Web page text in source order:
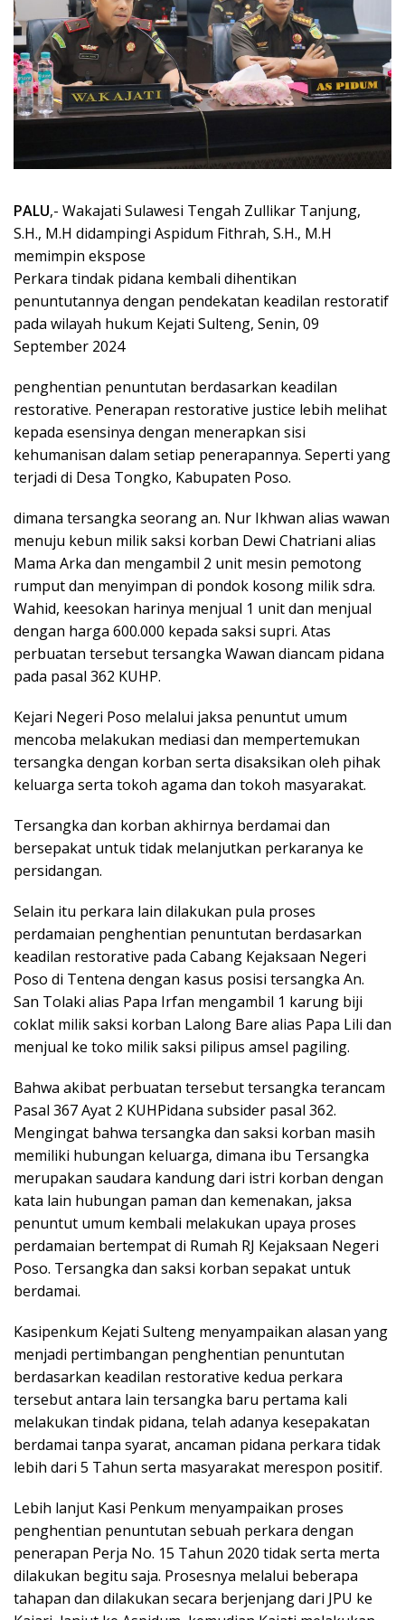
PALU,- Wakajati Sulawesi Tengah Zullikar Tanjung,
S.H., M.H didampingi Aspidum Fithrah, S.H., M.H
memimpin ekspose
Perkara tindak pidana kembali dihentikan
penuntutannya dengan pendekatan keadilan restoratif
pada wilayah hukum Kejati Sulteng, Senin, 09
September 2024
penghentian penuntutan berdasarkan keadilan
restorative. Penerapan restorative justice lebih melihat
kepada esensinya dengan menerapkan sisi
kehumanisan dalam setiap penerapannya. Seperti yang
terjadi di Desa Tongko, Kabupaten Poso.
dimana tersangka seorang an. Nur Ikhwan alias wawan
menuju kebun milik saksi korban Dewi Chatriani alias
Mama Arka dan mengambil 2 unit mesin pemotong
rumput dan menyimpan di pondok kosong milik sdra.
Wahid, keesokan harinya menjual 1 unit dan menjual
dengan harga 600.000 kepada saksi supri. Atas
perbuatan tersebut tersangka Wawan diancam pidana
pada pasal 362 KUHP.
Kejari Negeri Poso melalui jaksa penuntut umum
mencoba melakukan mediasi dan mempertemukan
tersangka dengan korban serta disaksikan oleh pihak
keluarga serta tokoh agama dan tokoh masyarakat.
Tersangka dan korban akhirnya berdamai dan
bersepakat untuk tidak melanjutkan perkaranya ke
persidangan.
Selain itu perkara lain dilakukan pula proses
perdamaian penghentian penuntutan berdasarkan
keadilan restorative pada Cabang Kejaksaan Negeri
Poso di Tentena dengan kasus posisi tersangka An.
San Tolaki alias Papa Irfan mengambil 1 karung biji
coklat milik saksi korban Lalong Bare alias Papa Lili dan
menjual ke toko milik saksi pilipus amsel pagiling.
Bahwa akibat perbuatan tersebut tersangka terancam
Pasal 367 Ayat 2 KUHPidana subsider pasal 362.
Mengingat bahwa tersangka dan saksi korban masih
memiliki hubungan keluarga, dimana ibu Tersangka
merupakan saudara kandung dari istri korban dengan
kata lain hubungan paman dan kemenakan, jaksa
penuntut umum kembali melakukan upaya proses
perdamaian bertempat di Rumah RJ Kejaksaan Negeri
Poso. Tersangka dan saksi korban sepakat untuk
berdamai.
Kasipenkum Kejati Sulteng menyampaikan alasan yang
menjadi pertimbangan penghentian penuntutan
berdasarkan keadilan restorative kedua perkara
tersebut antara lain tersangka baru pertama kali
melakukan tindak pidana, telah adanya kesepakatan
berdamai tanpa syarat, ancaman pidana perkara tidak
lebih dari 5 Tahun serta masyarakat merespon positif.
Lebih lanjut Kasi Penkum menyampaikan proses
penghentian penuntutan sebuah perkara dengan
penerapan Perja No. 15 Tahun 2020 tidak serta merta
dilakukan begitu saja. Prosesnya melalui beberapa
tahapan dan dilakukan secara berjenjang dari JPU ke